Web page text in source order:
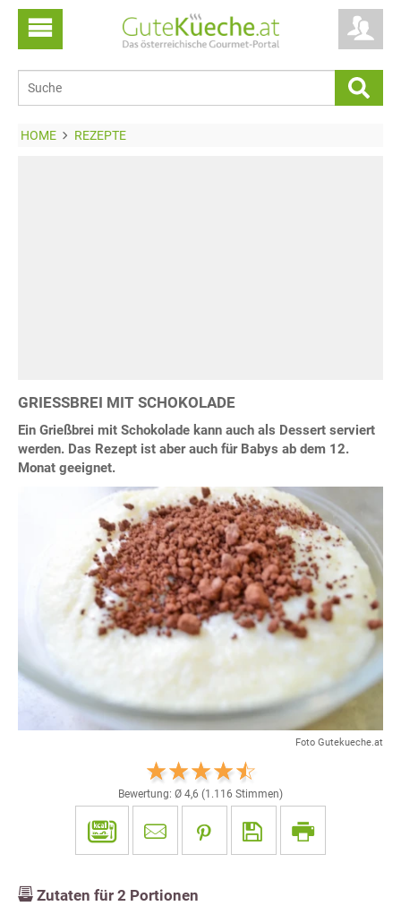
HOME REZEPTE
GRIESSBREI MIT SCHOKOLADE
Ein Grießbrei mit Schokolade kann auch als Dessert serviert
werden. Das Rezept ist aber auch für Babys ab dem 12.
Monat geeignet.
Foto Gutekueche.at
Bewertung: Ø 4,6 (1.116 Stimmen)
Zutaten für 2 Portionen